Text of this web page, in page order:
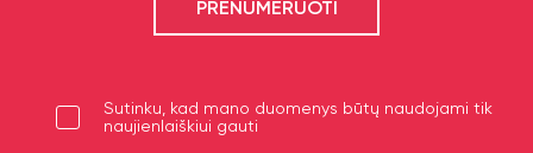
Sutinku, kad mano duomenys būtų naudojami tik
naujienlaiškiui gauti